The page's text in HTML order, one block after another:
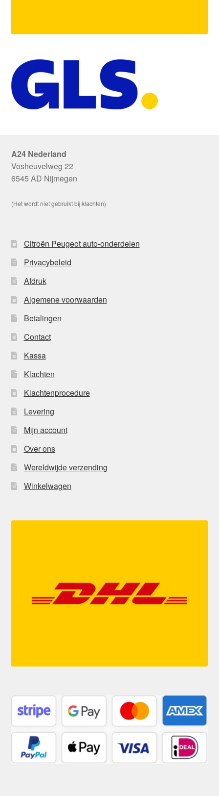
A24 Nederland
Vosheuvelweg 22
6545 AD Nijmegen
(Het wordt niet gebruikt bij klachten)
Citroën Peugeot auto-onderdelen
Privacybeleid
Afdruk
Algemene voorwaarden
Betalingen
Contact
Kassa
Klachten
Klachtenprocedure
Levering
Mijn account
Over ons
Wereldwijde verzending
Winkelwagen